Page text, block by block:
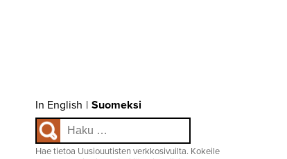
Choose
language
Valitse
kieli:
In English | Suomeksi
Haku:
Hae tietoa Uusiouutisten verkkosivuilta. Kokeile